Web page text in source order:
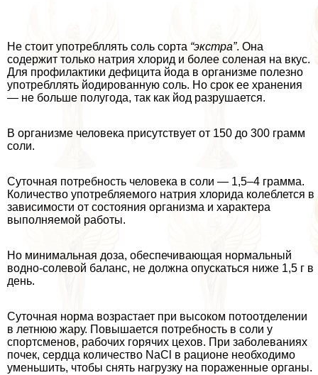
Не стоит употрeбллять соль сорта “экстра”. Она
содержит только натрия хлорид и более соленая на вкус.
Для профилактики дефицита йода в организме полезно
употрeбллять йодированную соль. Но срок ее хранения
— не больше полугода, так как йод разрушается.
В организме человека присутствует от 150 до 300 грамм
соли.
Суточная потребность человека в соли — 1,5–4 грамма.
Количество употрeбляемого натрия хлорида колeблется в
зависимости от состояния организма и хаpaктера
выполняемой работы.
Но минимальная доза, обеспечивающая нормальный
водно-солевой баланс, не должна опускаться ниже 1,5 г в
день.
Суточная норма возрастает при высоком потоотделении
в летнюю жару. Повышается потребность в соли у
спортсменов, рабочих горячих цехов. При заболеваниях
почек, сердца количество NaCl в рационе необходимо
уменьшить, чтобы снять нагрузку на пораженные органы.